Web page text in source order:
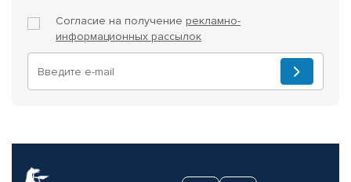
Согласие на получение рекламно-
информационных рассылок